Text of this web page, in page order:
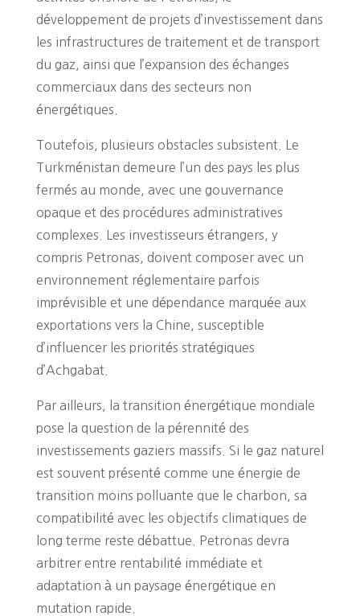
développement de projets d’investissement dans
les infrastructures de traitement et de transport
du gaz, ainsi que l’expansion des échanges
commerciaux dans des secteurs non
énergétiques.
Toutefois, plusieurs obstacles subsistent. Le
Turkménistan demeure l’un des pays les plus
fermés au monde, avec une gouvernance
opaque et des procédures administratives
complexes. Les investisseurs étrangers, y
compris Petronas, doivent composer avec un
environnement réglementaire parfois
imprévisible et une dépendance marquée aux
exportations vers la Chine, susceptible
d’influencer les priorités stratégiques
d’Achgabat.
Par ailleurs, la transition énergétique mondiale
pose la question de la pérennité des
investissements gaziers massifs. Si le gaz naturel
est souvent présenté comme une énergie de
transition moins polluante que le charbon, sa
compatibilité avec les objectifs climatiques de
long terme reste débattue. Petronas devra
arbitrer entre rentabilité immédiate et
adaptation à un paysage énergétique en
mutation rapide.